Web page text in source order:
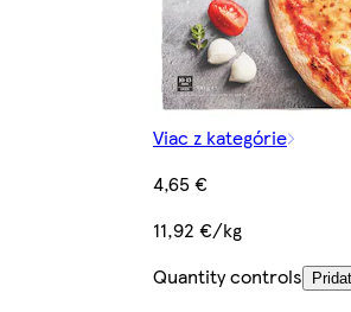
Viac z kategórie
4,65 €
11,92 €/kg
Quantity controls